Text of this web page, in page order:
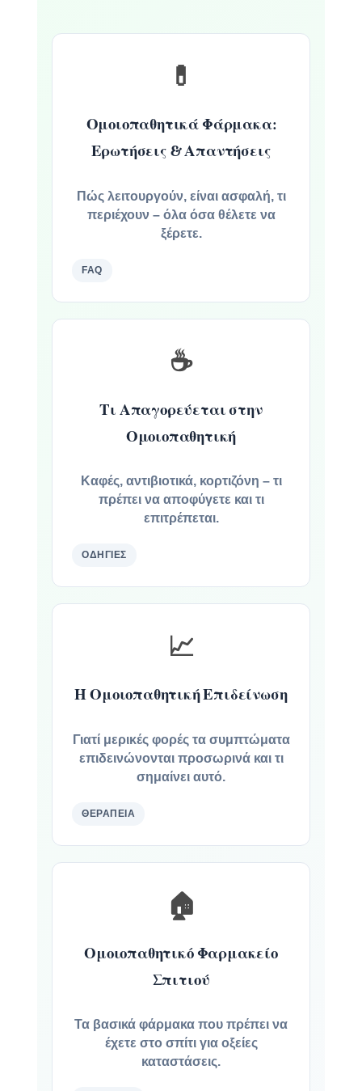
💊
Ομοιοπαθητικά Φάρμακα:
Ερωτήσεις & Απαντήσεις
Πώς λειτουργούν, είναι ασφαλή, τι
περιέχουν – όλα όσα θέλετε να
ξέρετε.
FAQ
☕
Τι Απαγορεύεται στην
Ομοιοπαθητική
Καφές, αντιβιοτικά, κορτιζόνη – τι
πρέπει να αποφύγετε και τι
επιτρέπεται.
ΟΔΗΓΊΕΣ
📈
Η Ομοιοπαθητική Επιδείνωση
Γιατί μερικές φορές τα συμπτώματα
επιδεινώνονται προσωρινά και τι
σημαίνει αυτό.
ΘΕΡΑΠΕΊΑ
🏠
Ομοιοπαθητικό Φαρμακείο
Σπιτιού
Τα βασικά φάρμακα που πρέπει να
έχετε στο σπίτι για οξείες
καταστάσεις.